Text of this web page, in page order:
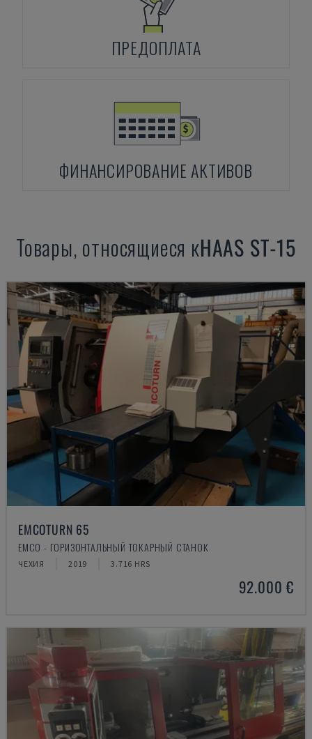
ПРЕДОПЛАТА
ФИНАНСИРОВАНИЕ АКТИВОВ
Товары, относящиеся кHAAS ST-15
EMCOTURN 65
EMCO - ГОРИЗОНТАЛЬНЫЙ ТОКАРНЫЙ СТАНОК
ЧЕХИЯ 2019 3.716 HRS
92.000 €